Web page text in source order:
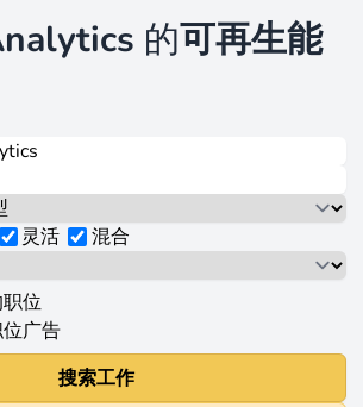
的可再生能
灵活 混合
位
广告
搜索工作